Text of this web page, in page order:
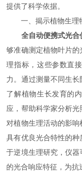
提供了科学依据。
一、揭示植物生理
全自动便携式光合
够准确测定植物叶片
理指标，这些参数直
力。通过测量不同生
了解植物生长发育的
应，帮助科学家分析
对植物生理活动的影
具有优良光合特性的
于逆境生理研究，仪
的光合响应特征，为抗